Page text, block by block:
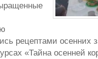
рецептами осенних
«Тайна осенней